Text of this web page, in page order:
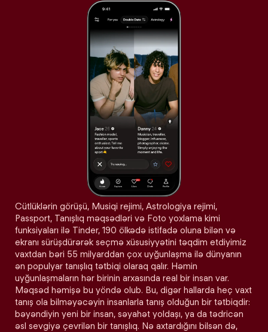
Cütlüklərin görüşü, Musiqi rejimi, Astrologiya rejimi,
Passport, Tanışlıq məqsədləri və Foto yoxlama kimi
funksiyaları ilə Tinder, 190 ölkədə istifadə oluna bilən və
ekranı sürüşdürərək seçmə xüsusiyyətini təqdim etdiyimiz
vaxtdan bəri 55 milyarddan çox uyğunlaşma ilə dünyanın
ən populyar tanışlıq tətbiqi olaraq qalır. Həmin
uyğunlaşmaların hər birinin arxasında real bir insan var.
Məqsəd həmişə bu yöndə olub. Bu, digər hallarda heç vaxt
tanış ola bilməyəcəyin insanlarla tanış olduğun bir tətbiqdir:
bəyəndiyin yeni bir insan, səyahət yoldaşı, ya da tədricən
əsl sevgiyə çevrilən bir tanışlıq. Nə axtardığını bilsən də,